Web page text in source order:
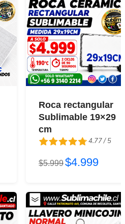
Roca rectangular
Sublimable 19×29
cm
4.77 / 5
4.77 / 5
$5.999$4.999